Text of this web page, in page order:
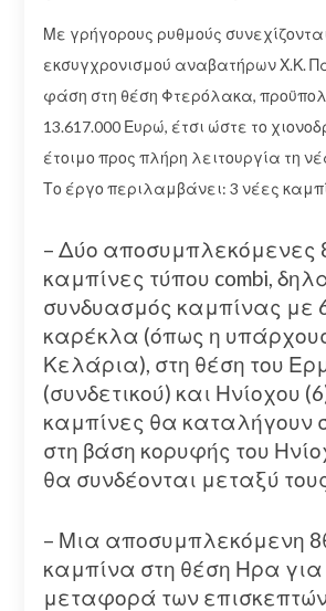
Με γρήγορους ρυθμούς
εκσυγχρονισμού αναβατήρων Χ.Κ.
φάση στη θέση Φτερόλακα,
13.617.000 Ευρώ, έτσι ώστε το
έτοιμο προς πλήρη λειτουργία τη
Το έργο περιλαμβάνει: 3 νέες
– Δύο αποσυμπλεκόμενες
καμπίνες τύπου combi,
συνδυασμός καμπίνας με
καρέκλα (όπως η
Κελάρια), στη θέση του
(συνδετικού) και Ηνίοχου
καμπίνες θα καταλήγουν
στη βάση κορυφής του
θα συνδέονται μεταξύ
– Μια αποσυμπλεκόμενη
καμπίνα στη θέση Ηρα για
μεταφορά των